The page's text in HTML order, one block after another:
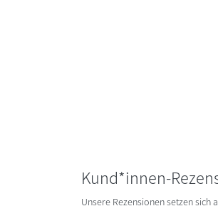
Kund*innen-
Unsere Rezensionen setzen sich